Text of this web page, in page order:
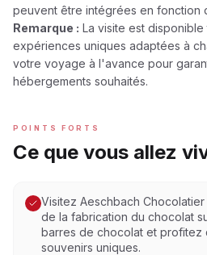
peuvent être intégrées en fonction
Remarque : La visite est
expériences uniques adaptées à
votre voyage à l'avance pour
hébergements souhaités.
POINTS FORTS
Ce que vous allez
Visitez Aeschbach
de la fabrication du chocolat
barres de chocolat et profitez
souvenirs uniques.